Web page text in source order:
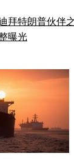
拜特朗普伙
曝光